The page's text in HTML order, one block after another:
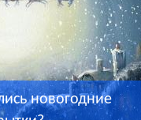
новогодние